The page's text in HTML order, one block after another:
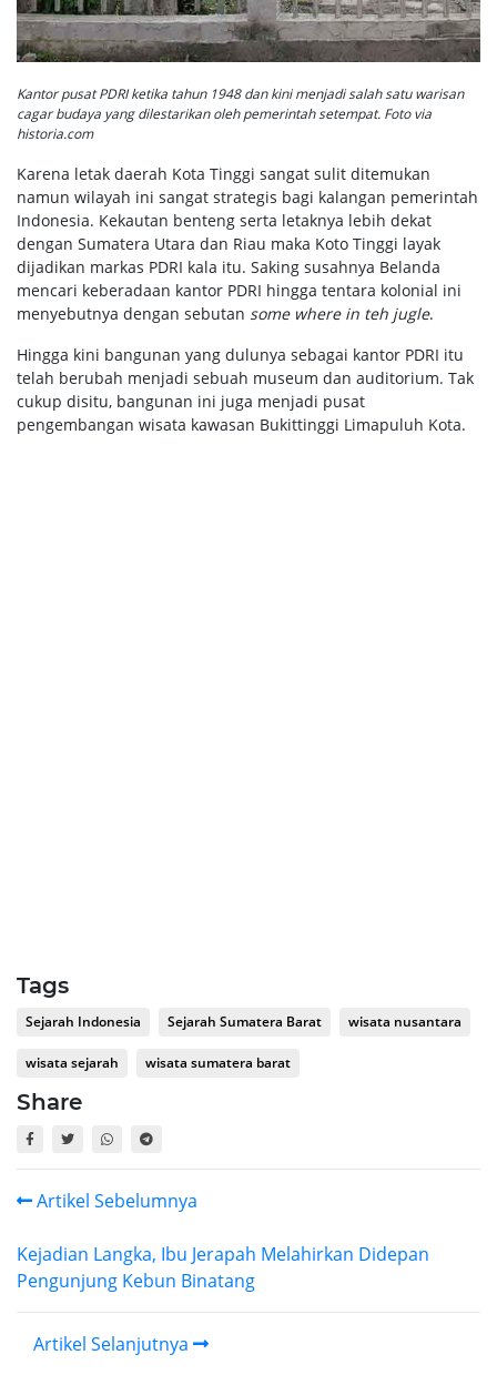
Kantor pusat PDRI ketika tahun 1948 dan kini menjadi salah satu warisan
cagar budaya yang dilestarikan oleh pemerintah setempat. Foto via
historia.com
Karena letak daerah Kota Tinggi sangat sulit ditemukan
namun wilayah ini sangat strategis bagi kalangan pemerintah
Indonesia. Kekautan benteng serta letaknya lebih dekat
dengan Sumatera Utara dan Riau maka Koto Tinggi layak
dijadikan markas PDRI kala itu. Saking susahnya Belanda
mencari keberadaan kantor PDRI hingga tentara kolonial ini
menyebutnya dengan sebutan some where in teh jugle.
Hingga kini bangunan yang dulunya sebagai kantor PDRI itu
telah berubah menjadi sebuah museum dan auditorium. Tak
cukup disitu, bangunan ini juga menjadi pusat
pengembangan wisata kawasan Bukittinggi Limapuluh Kota.
Tags
Sejarah Indonesia Sejarah Sumatera Barat wisata nusantara
wisata sejarah wisata sumatera barat
Share
Artikel Sebelumnya
Kejadian Langka, Ibu Jerapah Melahirkan Didepan
Pengunjung Kebun Binatang
Artikel Selanjutnya